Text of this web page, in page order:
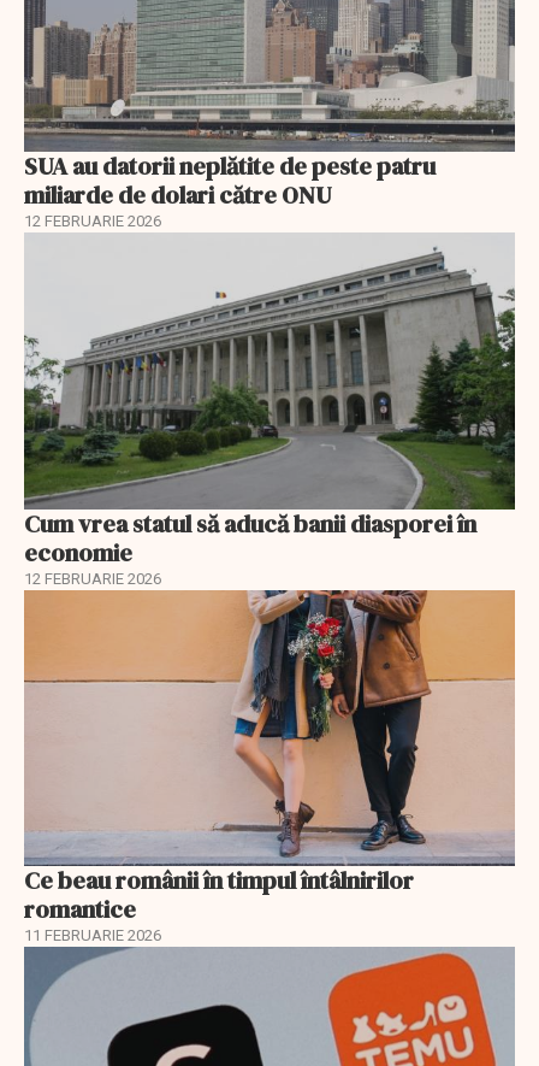
SUA au datorii neplătite de peste patru
miliarde de dolari către ONU
12 FEBRUARIE 2026
Cum vrea statul să aducă banii diasporei în
economie
12 FEBRUARIE 2026
Ce beau românii în timpul întâlnirilor
romantice
11 FEBRUARIE 2026